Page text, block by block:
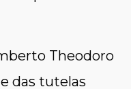
Theodoro
das tutelas